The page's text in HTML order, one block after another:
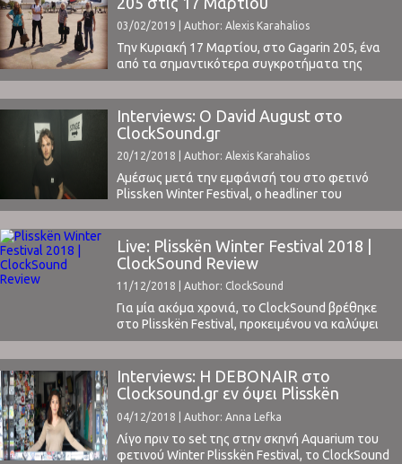
03/02/2019 | Author: Alexis Karahalios
Την Κυριακή 17 Μαρτίου, στο Gagarin 205, ένα
από τα σημαντικότερα συγκροτήματα της
νεοψυχεδελικής rock σκηνής, οι Wooden Shjips,
επιστρέφει στην Αθήνα για μία από τις
σημαντικότερες συναυλίες της χρονιάς.Ο ήχος
τους είναι ένα πάντρεμα garage, space και
psych rock, με 60’s krautrock στοιχεία. Οι
υπνωτικοί ρυθμοί, οι trippy μελωδίες ...
Interviews: Ο David August στο
ClockSound.gr
20/12/2018 | Author: Alexis Karahalios
Αμέσως μετά την εμφάνισή του στο φετινό
Plissken Winter Festival, ο headliner του
φεστιβάλ και μία από τις σπουδαιότερες
μορφές του σύγχρονου ηλεκτρονικού ήχου, ο
David August, έδωσε στο ClockSound μια εκτενή
συνέντευξη, την οποία μπορείτε να διαβάσετε
θεωρείται πλέον ένα από τα κορυφαία indoor
festivals ...
Live: Plisskën Winter Festival 2018 |
ClockSound Review
11/12/2018 | Author: ClockSound
Για μία ακόμα χρονιά, το ClockSound βρέθηκε
στο Plisskën Festival, προκειμένου να καλύψει
ένα από τα κορυφαία festivals που συμβαίνουν
στην χώρα μας. Στο φετινό χειμερινό Plisskën,
οι σκηνές ήταν δύο και το focus αποκλειστικά
στην ηλεκτρονική μουσική. Με
προσκεκλημένους καταξιωμένους και
ταυτόχρονα happening-now καλλιτέχνες, djs και
παραγωγούς, σε ένα ...
Interviews: H DEBONAIR στο
Clocksound.gr εν όψει Plisskën
Festival [gr + eng]
04/12/2018 | Author: Anna Lefka
Λίγο πριν το set της στην σκηνή Aquarium του
φετινού Winter Plisskën Festival, το ClockSound